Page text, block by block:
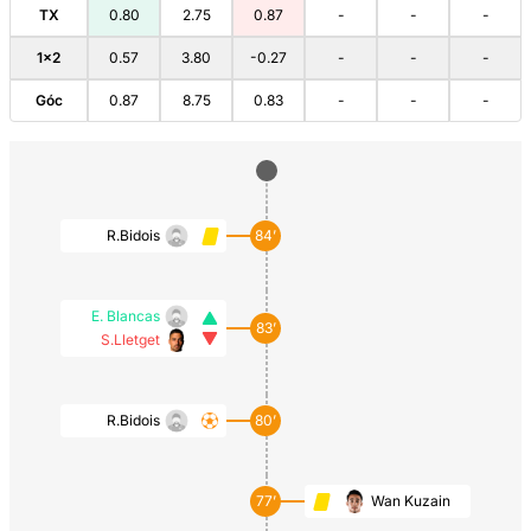
TX 0.80 2.75 0.87 - - -
1×2 0.57 3.80 -0.27 - - -
Góc 0.87 8.75 0.83 - - -
R.Bidois 84’
E. Blancas
S.Lletget
83’
R.Bidois 80’
77’ Wan Kuzain